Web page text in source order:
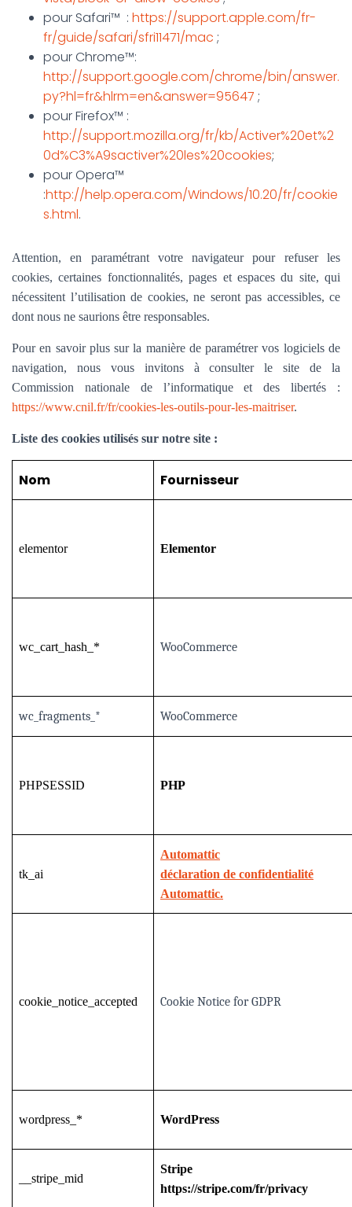
pour Safari™ : https://support.apple.com/fr-
fr/guide/safari/sfri11471/mac ;
pour Chrome™:
http://support.google.com/chrome/bin/answer.
py?hl=fr&hlrm=en&answer=95647 ;
pour Firefox™ :
http://support.mozilla.org/fr/kb/Activer%20et%2
0d%C3%A9sactiver%20les%20cookies;
pour Opera™
:http://help.opera.com/Windows/10.20/fr/cookie
s.html.
Attention, en paramétrant votre navigateur pour refuser les
cookies, certaines fonctionnalités, pages et espaces du site, qui
nécessitent l’utilisation de cookies, ne seront pas accessibles, ce
dont nous ne saurions être responsables.
Pour en savoir plus sur la manière de paramétrer vos logiciels de
navigation, nous vous invitons à consulter le site de la
Commission nationale de l’informatique et des libertés :
https://www.cnil.fr/fr/cookies-les-outils-pour-les-maitriser.
Liste des cookies utilisés sur notre site :
Nom Fournisseur
elementor Elementor
wc_cart_hash_* WooCommerce
wc_fragments_* WooCommerce
PHPSESSID PHP
tk_ai
Automattic
déclaration de confidentialité
Automattic.
cookie_notice_accepted Cookie Notice for GDPR
wordpress_* WordPress
__stripe_mid
Stripe
https://stripe.com/fr/privacy